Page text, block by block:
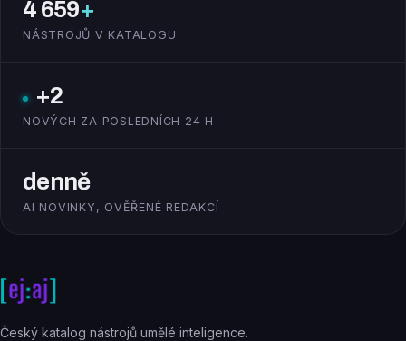
4 659+
NÁSTROJŮ V KATALOGU
+2
NOVÝCH ZA POSLEDNÍCH 24 H
denně
AI NOVINKY, OVĚŘENÉ REDAKCÍ
Český katalog nástrojů umělé inteligence.